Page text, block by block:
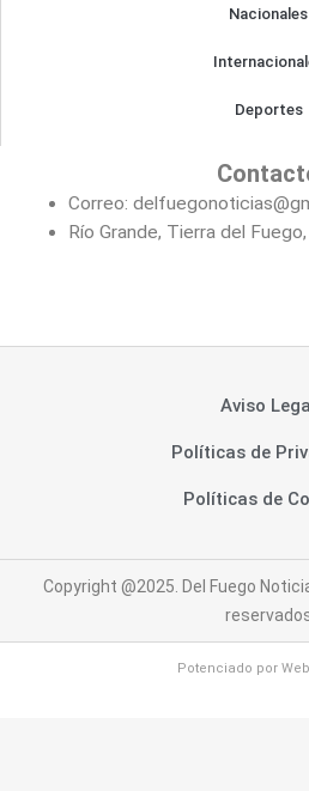
Nacionales
Deportes
Correo:
Río Grande, Tierra del
Aviso
Políticas de
Políticas de
Copyright @2025. Del Fuego
Potenciado por